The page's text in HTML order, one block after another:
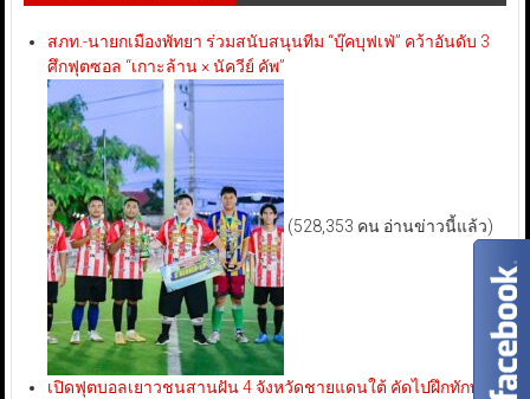
สภท.-นายกเมืองพัทยา ร่วมสนับสนุนทีม “บุ๊คบุฟเฟ่” คว้าอันดับ 3
ศึกฟุตซอล “เกาะล้าน × นัควีย์ คัพ”
(528,353 คน อ่านข่าวนี้แล้ว)
เปิดฟุตบอลเยาวชนสานฝัน 4 จังหวัดชายแดนใต้ คัดไปฝึกทักษะ